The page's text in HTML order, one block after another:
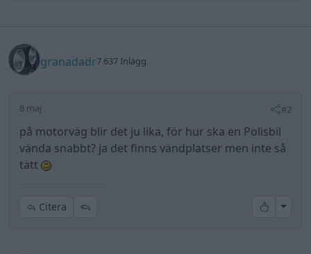
granadadr7 637 Inlägg
8 maj #2
på motorväg blir det ju lika, för hur ska en Polisbil
vända snabbt? ja det finns vändplatser men inte så
tätt
Citera All